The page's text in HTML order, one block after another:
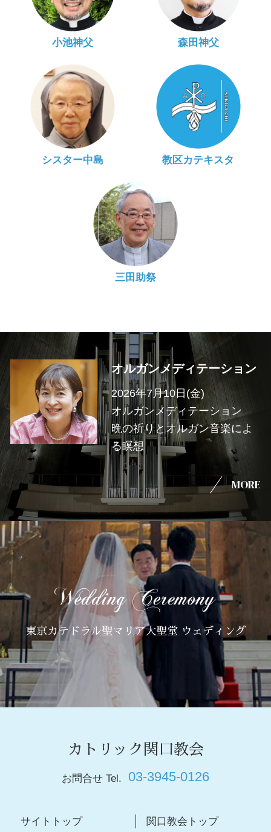
小池神父 森田神父
シスター中島 教区カテキスタ
三田助祭
オルガンメディテーション
2026年7月10日(金)
オルガンメディテーション
晩の祈りとオルガン音楽によ
る瞑想
MORE
東京カテドラル聖マリア大聖堂 ウェディング
カトリック関口教会
お問合せ Tel. 03-3945-0126
サイトトップ 関口教会トップ